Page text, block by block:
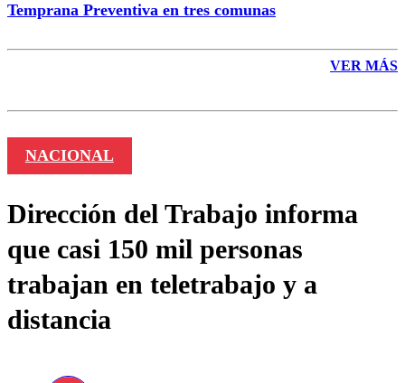
Temprana Preventiva en tres comunas
VER MÁS
NACIONAL
Dirección del Trabajo informa
que casi 150 mil personas
trabajan en teletrabajo y a
distancia